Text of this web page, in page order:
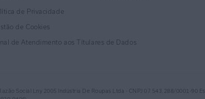
de Privacidade
de Cookies
de Atendimento aos Títulares de Dados
Social Lny 2005 Indústria De Roupas Ltda - CNPJ 07.543.288/0001-90